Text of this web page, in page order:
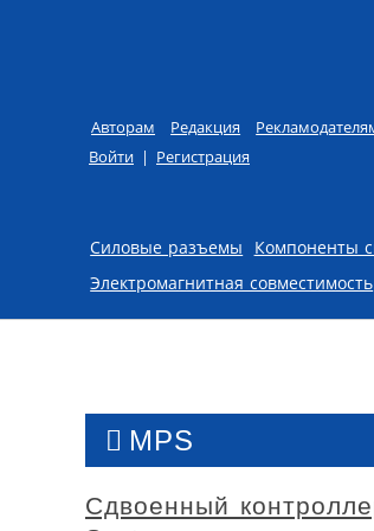
Авторам Редакция
Войти | Регистрация
Skip to content
Силовые разъемы Компоненты
Электромагнитная совместимость
MPS
Сдвоенный